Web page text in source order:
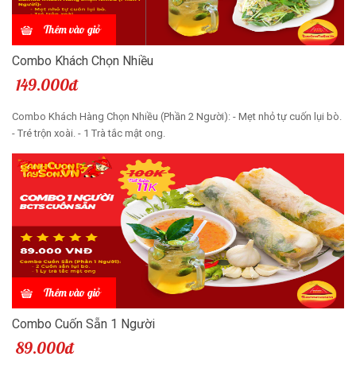
Thêm vào giỏ
Combo Khách Chọn Nhiều
149.000đ
Combo Khách Hàng Chọn Nhiều (Phần 2 Người): - Mẹt nhỏ tự cuốn lụi bò.
- Tré trộn xoài. - 1 Trà tắc mật ong.
Thêm vào giỏ
Combo Cuốn Sẵn 1 Người
89.000đ